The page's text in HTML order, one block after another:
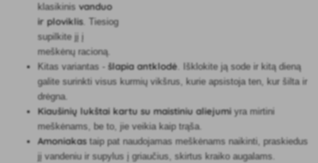
klasikinisvanduo
ir ploviklis. Tiesiog
supilkite jį į
meškėnų racioną.
Kitas variantas -šlapia antklodė . Išklokite ją sode ir kitą dieną
galite surinkti visus kurmių vikšrus, kurie apsistoja ten, kur šilta ir
drėgna.
Kiaušinių lukštai kartu su maistiniu aliejumi yra mirtini
meškėnams, be to, jie veikia kaip trąša.
Amoniakastaip pat naudojamas meškėnams naikinti, praskiedus
jį vandeniu ir supylus į griaučius, skirtus kraiko augalams.